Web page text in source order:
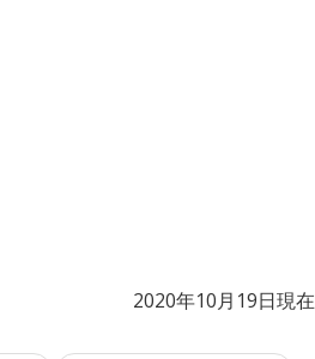
2020年10月19日現在